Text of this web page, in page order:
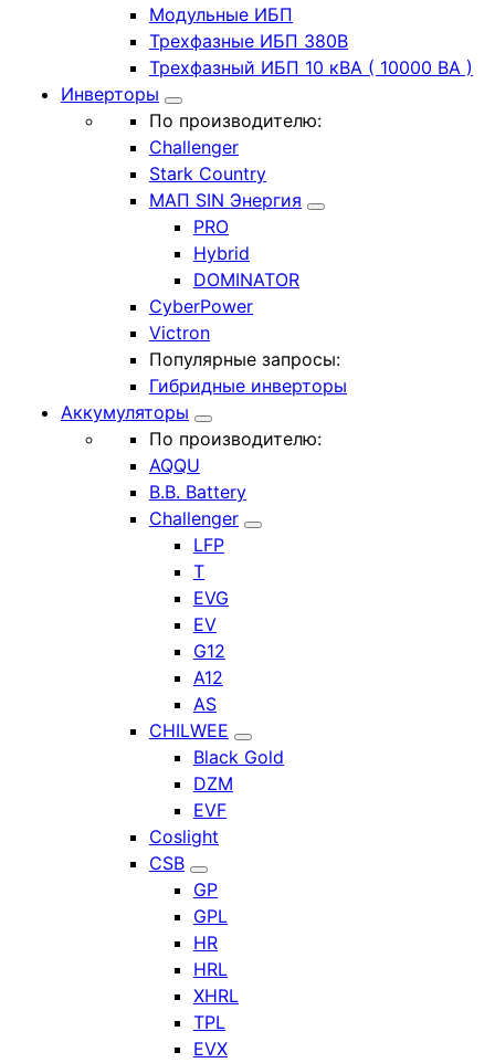
Модульные ИБП
Трехфазные ИБП 380В
Трехфазный ИБП 10 кВА ( 10000 ВА )
Инверторы
По производителю:
Challenger
Stark Country
МАП SIN Энергия
PRO
Hybrid
DOMINATOR
CyberPower
Victron
Популярные запросы:
Гибридные инверторы
Аккумуляторы
По производителю:
AQQU
B.B. Battery
Challenger
LFP
T
EVG
EV
G12
A12
AS
CHILWEE
Black Gold
DZM
EVF
Coslight
CSB
GP
GPL
HR
HRL
XHRL
TPL
EVX